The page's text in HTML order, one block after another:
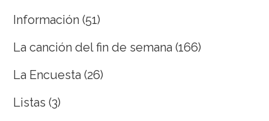
Información (51)
La canción del fin de semana (166)
La Encuesta (26)
Listas (3)